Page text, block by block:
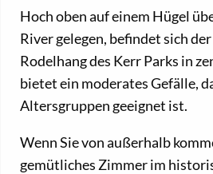
Hoch oben auf einem Hügel
River gelegen, befindet sich
Rodelhang des Kerr Parks in
bietet ein moderates Gefälle,
Altersgruppen geeignet ist.
Wenn Sie von außerhalb
gemütliches Zimmer im